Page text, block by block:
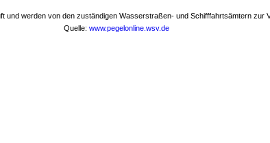
und werden von den zuständigen Wasserstraßen- und Schifffahrtsämtern zur
Quelle: www.pegelonline.wsv.de